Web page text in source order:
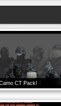
CT Pack!